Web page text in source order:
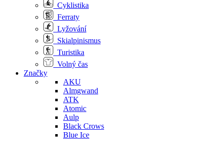
Cyklistika
Ferraty
Lyžování
Skialpinismus
Turistika
Volný čas
Značky
AKU
Almgwand
ATK
Atomic
Aulp
Black Crows
Blue Ice